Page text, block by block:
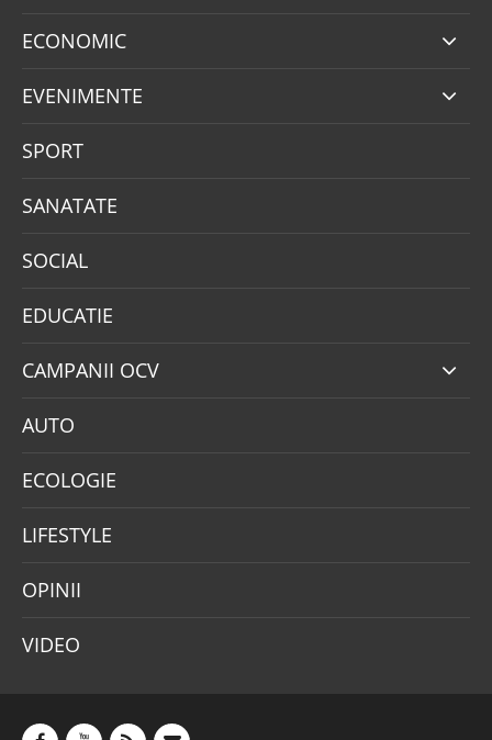
ECONOMIC
EVENIMENTE
SPORT
SANATATE
SOCIAL
EDUCATIE
CAMPANII OCV
AUTO
ECOLOGIE
LIFESTYLE
OPINII
VIDEO